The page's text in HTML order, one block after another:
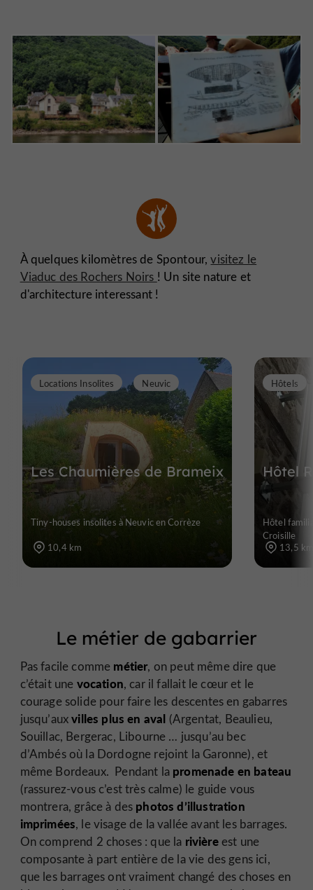
À quelques kilomètres de Spontour,visitez le
Viaduc des Rochers Noirs ! Un site nature et
d'architecture interessant !
Les Chaumières de Brameix
Locations Insolites Neuvic
Tiny-houses insolites à Neuvic en Corrèze
10,4 km
Hôtel
Hôtels
Hôtel
Croisille
13,5
Le métier de gabarrier
Pas facile comme métier, on peut même dire que
c’était une vocation, car il fallait le cœur et le
courage solide pour faire les descentes en gabarres
jusqu’auxvilles plus en aval (Argentat, Beaulieu,
Souillac, Bergerac, Libourne … jusqu’au bec
d’Ambés où la Dordogne rejoint la Garonne), et
même Bordeaux. Pendant la promenade en bateau
(rassurez-vous c’est très calme) le guide vous
montrera, grâce à des photos d’illustration
imprimées, le visage de la vallée avant les barrages.
On comprend 2 choses : que la rivièreest une
composante à part entière de la vie des gens ici,
que les barrages ont vraiment changé des choses en